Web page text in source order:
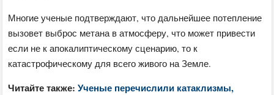
Многие ученые подтверждают, что дальнейшее потепление
вызовет выброс метана в атмосферу, что может привести
если не к апокалиптическому сценарию, то к
катастрофическому для всего живого на Земле.
Читайте также:Ученые перечислили катаклизмы,